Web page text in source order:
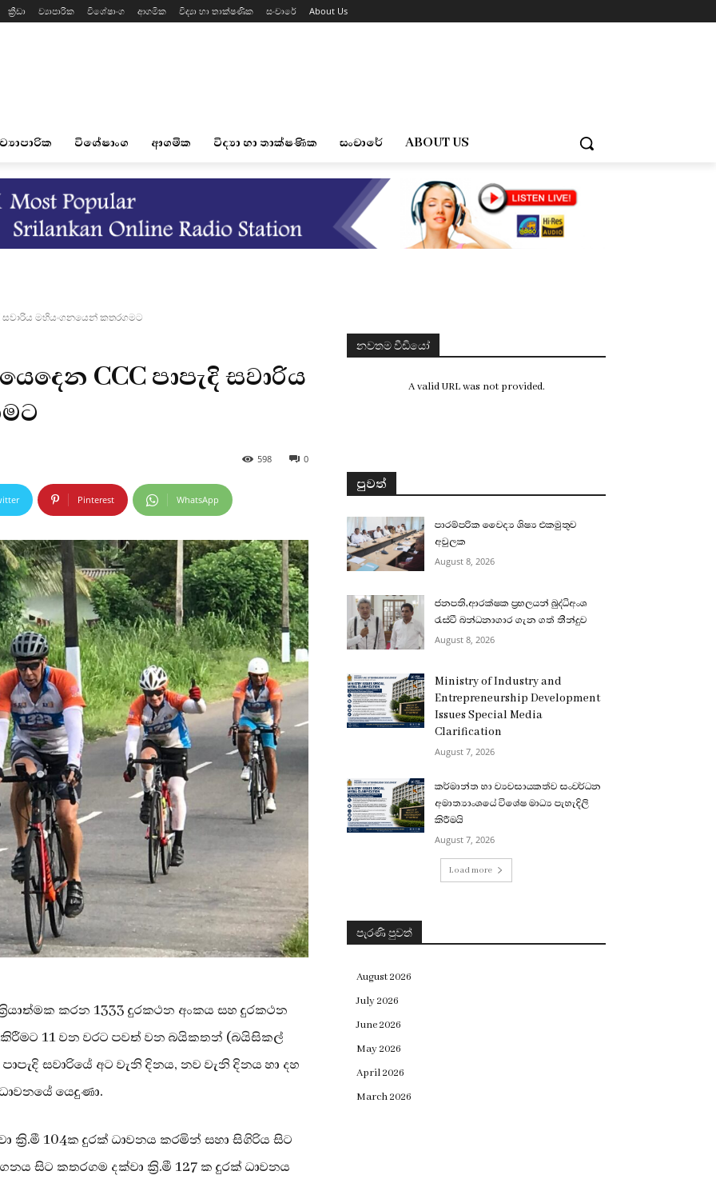
ක්‍රීඩා ව්‍යාපාරික විශේෂාංග ආගමික විද්‍යා හා තාක්ෂණික සංචාරේ About Us
ව්‍යාපාරික විශේෂාංග ආගමික විද්‍යා හා තාක්ෂණික සංචාරේ ABOUT US
සවාරිය මහියංගනයෙන් කතරගමට
CCC පාපැදි සවාරිය
0
598
Pinterest WhatsApp
කරන 1333 දුරකථන අංකය සහ දුරකථන
11 වන වරට පවත් වන බයිකතන් (බයිසිකල්
සවාරියේ අට වැනි දිනය, නව වැනි දිනය හා දහ
යෙදුණා.
104ක දුරක් ධාවනය කරමින් සහා සිගිරිය සිට
සිට කතරගම දක්වා ක්‍රි.මී 127 ක දුරක් ධාවනය
නවතම වීඩියෝ
A valid URL was not provided.
පුවත්
පාරම්පරික වෛද්‍ය ශිෂ්‍ය එකමුතුව
අවුලක
August 8, 2026
ජනපති,ආරක්ෂක ප්‍රභලයන් බුද්ධිඅංශ
රැස්වී බන්ධනාගාර ගැන ගත් තීන්දුව
August 8, 2026
Ministry of Industry and
Entrepreneurship Development
Issues Special Media
Clarification
August 7, 2026
කර්මාන්ත හා ව්‍යවසායකත්ව සංවර්ධන
අමාත්‍යාංශයේ විශේෂ මාධ්‍ය පැහැදිලි
කිරීමයි
August 7, 2026
Load more
පැරණි පුවත්
August 2026
July 2026
June 2026
May 2026
April 2026
March 2026